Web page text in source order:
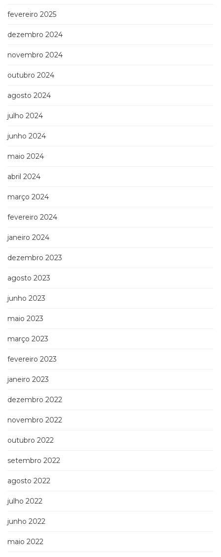
fevereiro 2025
dezembro 2024
novembro 2024
outubro 2024
agosto 2024
julho 2024
junho 2024
maio 2024
abril 2024
março 2024
fevereiro 2024
janeiro 2024
dezembro 2023
agosto 2023
junho 2023
maio 2023
março 2023
fevereiro 2023
janeiro 2023
dezembro 2022
novembro 2022
outubro 2022
setembro 2022
agosto 2022
julho 2022
junho 2022
maio 2022